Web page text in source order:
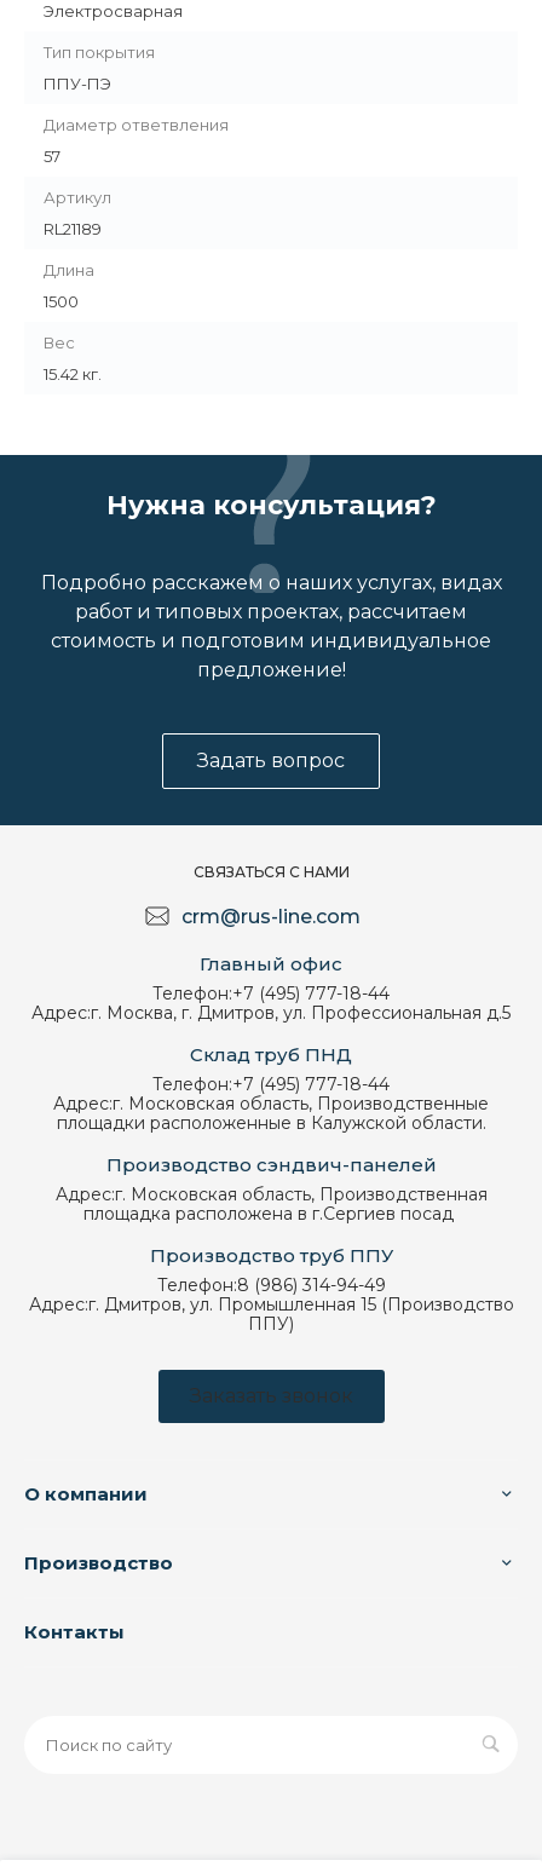
Электросварная
Тип покрытия
ППУ-ПЭ
Диаметр ответвления
57
Артикул
RL21189
Длина
1500
Вес
15.42 кг.
Нужна консультация?
Подробно расскажем о наших услугах, видах
работ и типовых проектах, рассчитаем
стоимость и подготовим индивидуальное
предложение!
Задать вопрос
СВЯЗАТЬСЯ С НАМИ
crm@rus-line.com
Главный офис
Телефон:+7 (495) 777-18-44
Адрес:г. Москва, г. Дмитров, ул. Профессиональная д.5
Склад труб ПНД
Телефон:+7 (495) 777-18-44
Адрес:г. Московская область, Производственные
площадки расположенные в Калужской области.
Производство сэндвич-панелей
Адрес:г. Московская область, Производственная
площадка расположена в г.Сергиев посад
Производство труб ППУ
Телефон:8 (986) 314-94-49
Адрес:г. Дмитров, ул. Промышленная 15 (Производство
ППУ)
Заказать звонок
О компании
Производство
Контакты